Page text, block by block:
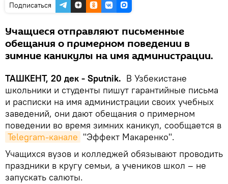
Подписаться
Учащиеся отправляют письменные
обещания о примерном поведении в
зимние каникулы на имя администрации.
ТАШКЕНТ, 20 дек - Sputnik. В Узбекистане
школьники и студенты пишут гарантийные письма
и расписки на имя администрации своих учебных
заведений, они дают обещания о примерном
поведении во время зимних каникул, сообщается в
Telegram-канале "Эффект Макаренко".
Учащихся вузов и колледжей обязывают проводить
праздники в кругу семьи, а учеников школ – не
запускать салюты.